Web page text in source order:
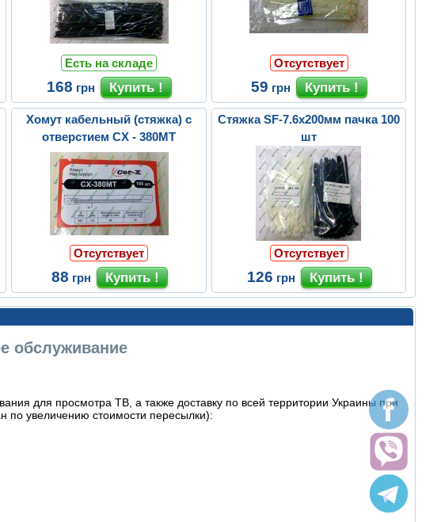
Есть на складе
168 грн
Отсутствует
59 грн
Хомут кабельный (стяжка) с
отверстием CX - 380MT
Отсутствует
88 грн
Стяжка SF-7.6х200мм пачка 100
шт
Отсутствует
126 грн
обслуживание
для просмотра ТВ, а также доставку по всей территории Украины при
по увеличению стоимости пересылки):